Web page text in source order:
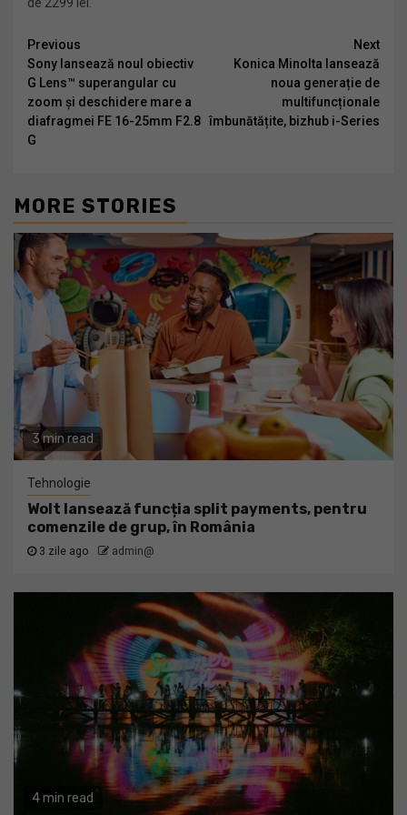
Continue
Reading
Previous
Sony lansează noul obiectiv
G Lens™ superangular cu
zoom și deschidere mare a
diafragmei FE 16-25mm F2.8
G
Next
Konica Minolta lansează
noua generație de
multifuncționale
îmbunătățite, bizhub i-Series
MORE STORIES
3 min read
Tehnologie
Wolt lansează funcția split payments, pentru
comenzile de grup, în România
3 zile ago admin@
4 min read